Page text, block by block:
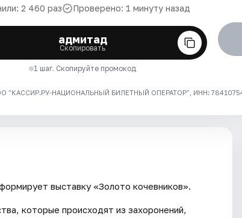
2 460 раз Проверено: 1 минуту назад
адмитад
Скопировать
1 шаг. Скопируйте промокод
"КАССИР.РУ-НАЦИОНАЛЬНЫЙ БИЛЕТНЫЙ ОПЕРАТОР", ИНН:
выставку «Золото кочевников».
которые происходят из захоронений,